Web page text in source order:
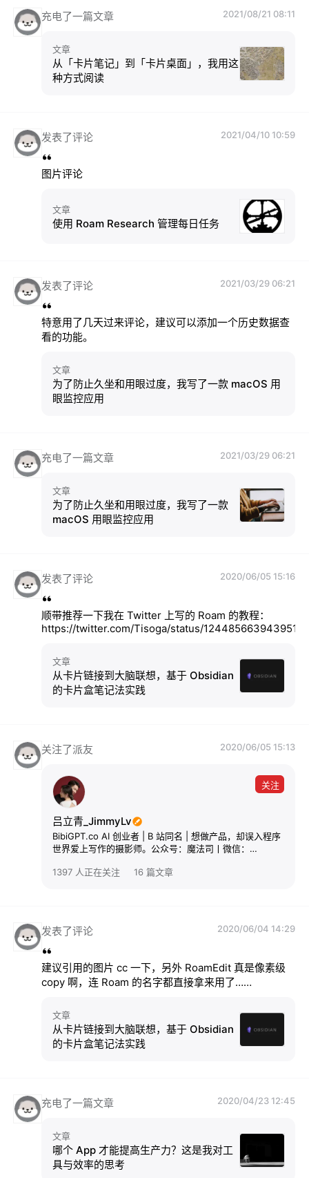
充电了一篇文章 2021/08/21 08:11
文章
从「卡片笔记」到「卡片桌面」，我用这
种方式阅读
发表了评论 2021/04/10 10:59
图片评论
文章
使用 Roam Research 管理每日任务
发表了评论 2021/03/29 06:21
特意用了几天过来评论，建议可以添加一个历史数据查
看的功能。
文章
为了防止久坐和用眼过度，我写了一款 macOS 用
眼监控应用
充电了一篇文章 2021/03/29 06:21
文章
为了防止久坐和用眼过度，我写了一款
macOS 用眼监控应用
发表了评论 2020/06/05 15:16
顺带推荐一下我在 Twitter 上写的 Roam 的教程：
https://twitter.com/Tisoga/status/
文章
从卡片链接到大脑联想，基于 Obsidian
的卡片盒笔记法实践
关注了派友 2020/06/05 15:13
关注
吕立青_JimmyLv
BibiGPT.co AI 创业者 | B 站同名 | 想做产品，却误入程序
世界爱上写作的摄影师。公众号：魔法司丨微信：
习的同时帮助他人学习」
1397 人正在关注 16 篇文章
发表了评论 2020/06/04 14:29
建议引用的图片 cc 一下，另外 RoamEdit 真是像素级
copy 啊，连 Roam 的名字都直接拿来用了……
文章
从卡片链接到大脑联想，基于 Obsidian
的卡片盒笔记法实践
充电了一篇文章 2020/04/23 12:45
文章
哪个 App 才能提高生产力？这是我对工
具与效率的思考